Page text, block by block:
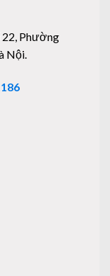
22, Phường
Nội.